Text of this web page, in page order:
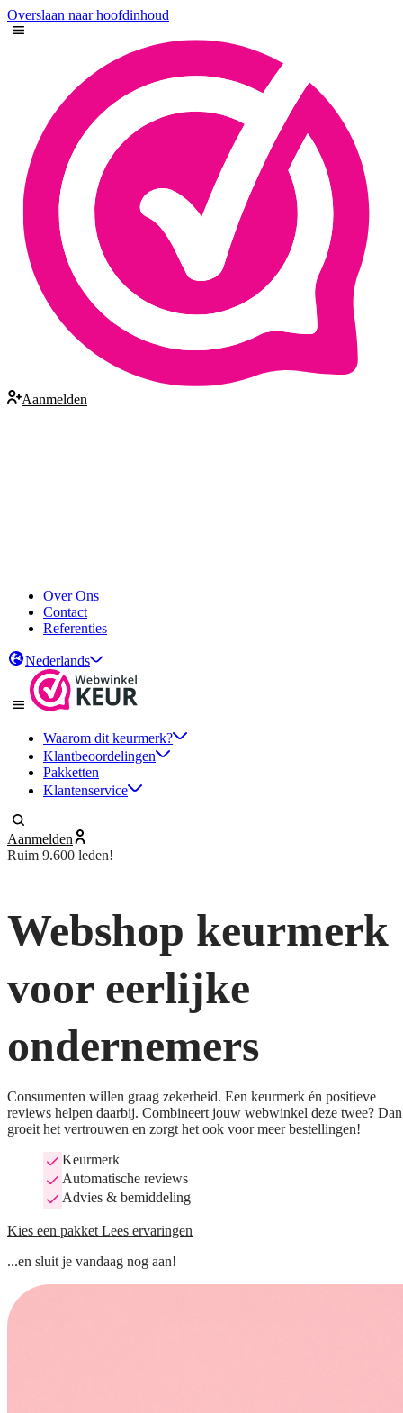
Overslaan naar hoofdinhoud
Aanmelden
Over Ons
Contact
Referenties
Nederlands
Waarom dit keurmerk?
Klantbeoordelingen
Pakketten
Klantenservice
Aanmelden
Ruim 9.600 leden!
Webshop keurmerk
voor eerlijke
ondernemers
Consumenten willen graag zekerheid. Een keurmerk én positieve
reviews helpen daarbij. Combineert jouw webwinkel deze twee? Dan
groeit het vertrouwen en zorgt het ook voor meer bestellingen!
Keurmerk
Automatische reviews
Advies & bemiddeling
Kies een pakket Lees ervaringen
...en sluit je vandaag nog aan!